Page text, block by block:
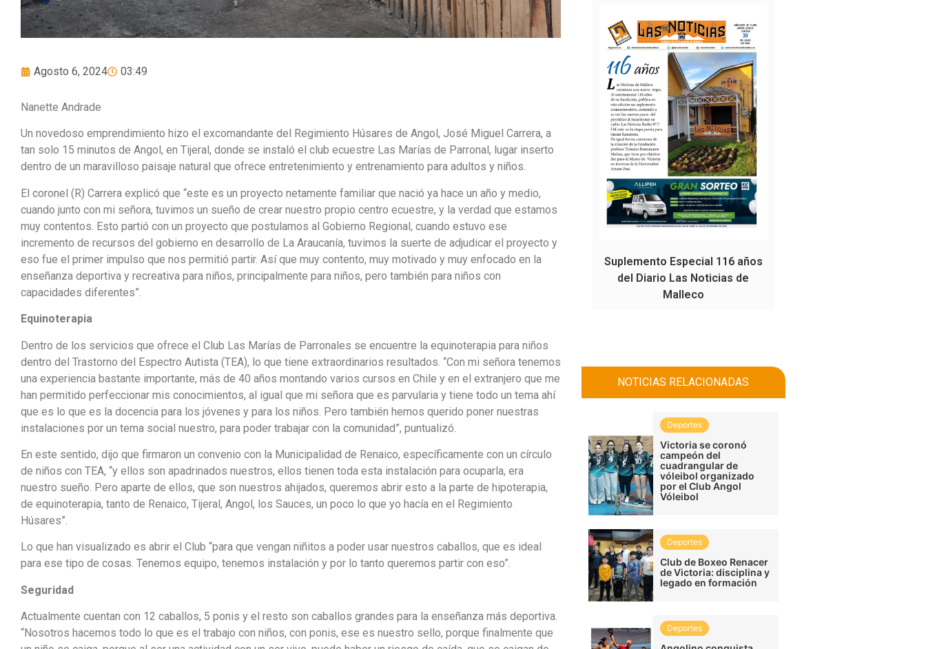
Agosto 6, 2024 03:49
Nanette Andrade
Un novedoso emprendimiento hizo el excomandante del Regimiento Húsares de Angol, José Miguel Carrera, a
tan solo 15 minutos de Angol, en Tijeral, donde se instaló el club ecuestre Las Marías de Parronal, lugar inserto
dentro de un maravilloso paisaje natural que ofrece entretenimiento y entrenamiento para adultos y niños.
El coronel (R) Carrera explicó que “este es un proyecto netamente familiar que nació ya hace un año y medio,
cuando junto con mi señora, tuvimos un sueño de crear nuestro propio centro ecuestre, y la verdad que estamos
muy contentos. Esto partió con un proyecto que postulamos al Gobierno Regional, cuando estuvo ese
incremento de recursos del gobierno en desarrollo de La Araucanía, tuvimos la suerte de adjudicar el proyecto y
eso fue el primer impulso que nos permitió partir. Así que muy contento, muy motivado y muy enfocado en la
enseñanza deportiva y recreativa para niños, principalmente para niños, pero también para niños con
capacidades diferentes”.
Equinoterapia
Dentro de los servicios que ofrece el Club Las Marías de Parronales se encuentre la equinoterapia para niños
dentro del Trastorno del Espectro Autista (TEA), lo que tiene extraordinarios resultados. “Con mi señora tenemos
una experiencia bastante importante, más de 40 años montando varios cursos en Chile y en el extranjero que me
han permitido perfeccionar mis conocimientos, al igual que mi señora que es parvularia y tiene todo un tema ahí
que es lo que es la docencia para los jóvenes y para los niños. Pero también hemos querido poner nuestras
instalaciones por un tema social nuestro, para poder trabajar con la comunidad”, puntualizó.
En este sentido, dijo que firmaron un convenio con la Municipalidad de Renaico, específicamente con un círculo
de niños con TEA, “y ellos son apadrinados nuestros, ellos tienen toda esta instalación para ocuparla, era
nuestro sueño. Pero aparte de ellos, que son nuestros ahijados, queremos abrir esto a la parte de hipoterapia,
de equinoterapia, tanto de Renaico, Tijeral, Angol, los Sauces, un poco lo que yo hacía en el Regimiento
Húsares”.
Lo que han visualizado es abrir el Club “para que vengan niñitos a poder usar nuestros caballos, que es ideal
para ese tipo de cosas. Tenemos equipo, tenemos instalación y por lo tanto queremos partir con eso”.
Seguridad
Actualmente cuentan con 12 caballos, 5 ponis y el resto son caballos grandes para la enseñanza más deportiva.
“Nosotros hacemos todo lo que es el trabajo con niños, con ponis, ese es nuestro sello, porque finalmente que
Suplemento Especial 116 años
del Diario Las Noticias de
Malleco
NOTICIAS RELACIONADAS
Deportes
Victoria se coronó
campeón del
cuadrangular de
vóleibol organizado
por el Club Angol
Vóleibol
Deportes
Club de Boxeo Renacer
de Victoria: disciplina y
legado en formación
Deportes